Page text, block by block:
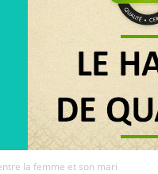
la femme et son mari